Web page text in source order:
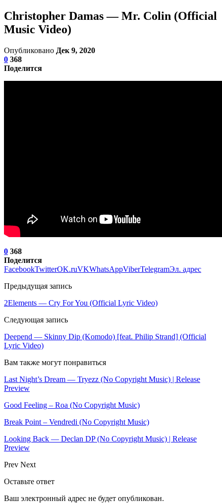
Christopher Damas — Mr. Colin (Official
Music Video)
Опубликовано Дек 9, 2020
0 368
Поделится
0 368
Поделится
FacebookTwitterOK.ruVKWhatsAppViberTelegramЭл. адрес
Предыдущая запись
2Elements — Cry For You (Official Lyric Video)
Следующая запись
Deepend — Skinny Dip (Komodo) [feat. Philip Strand] (Official
Lyric Video)
Вам также могут понравиться
Last Night’s Dream — Tryezz (No Copyright Music) | Release
Preview
Good Feeling – Roa (No Copyright Music)
Break Point – Vendredi (No Copyright Music)
Looking Back — Declan DP (No Copyright Music) | Release
Preview
Prev Next
Оставьте ответ
Ваш электронный адрес не будет опубликован.